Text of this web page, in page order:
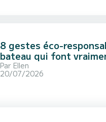
8 gestes éco-
bateau qui font
différence
Par Ellen
20/07/2026